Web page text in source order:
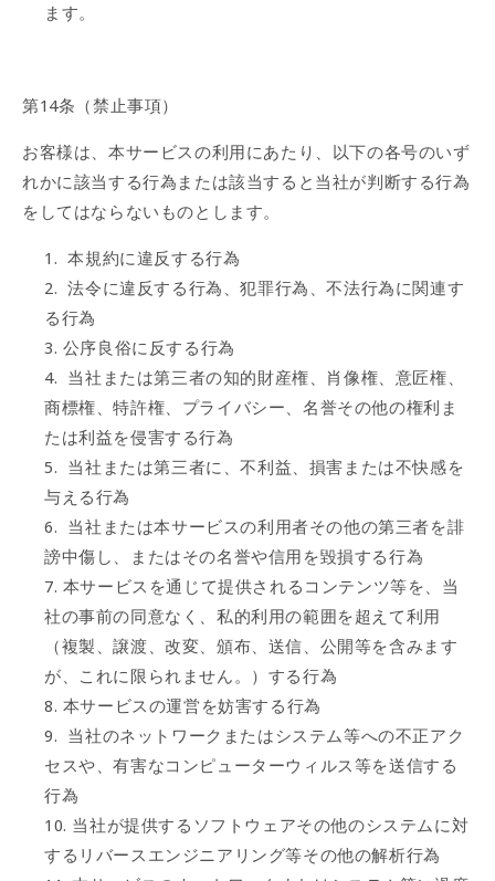
ます。
第14条（禁止事項）
お客様は、本サービスの利用にあたり、以下の各号のいず
れかに該当する行為または該当すると当社が判断する行為
をしてはならないものとします。
本規約に違反する行為
法令に違反する行為、犯罪行為、不法行為に関連す
る行為
公序良俗に反する行為
当社または第三者の知的財産権、肖像権、意匠権、
商標権、特許権、プライバシー、名誉その他の権利ま
たは利益を侵害する行為
当社または第三者に、不利益、損害または不快感を
与える行為
当社または本サービスの利用者その他の第三者を誹
謗中傷し、またはその名誉や信用を毀損する行為
本サービスを通じて提供されるコンテンツ等を、当
社の事前の同意なく、私的利用の範囲を超えて利用
（複製、譲渡、改変、頒布、送信、公開等を含みます
が、これに限られません。）する行為
本サービスの運営を妨害する行為
当社のネットワークまたはシステム等への不正アク
セスや、有害なコンピューターウィルス等を送信する
行為
当社が提供するソフトウェアその他のシステムに対
するリバースエンジニアリング等その他の解析行為